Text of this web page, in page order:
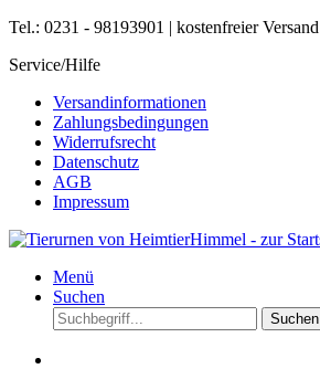
Tel.: 0231 - 98193901 | kostenfreier Versand
Service/Hilfe
Versandinformationen
Zahlungsbedingungen
Widerrufsrecht
Datenschutz
AGB
Impressum
Menü
Suchen
Suchen